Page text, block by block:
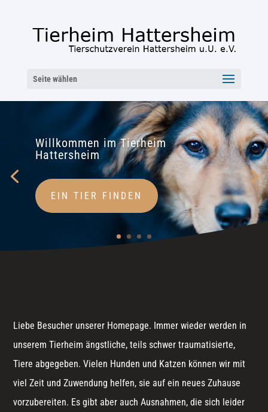
Seite wählen
Willkommen im Tierheim
Hattersheim
EIN TIER FINDEN
Liebe Besucher unserer Homepage. Immer wieder werden in
unserem Tierheim ängstliche, teils schwer traumatisierte,
Tiere abgegeben. Vielen Hunden und Katzen können wir mit
viel Zeit und Zuwendung helfen, sie auf ein neues Zuhause
vorzubereiten. Es gibt aber auch Ausnahmen, die sich leider